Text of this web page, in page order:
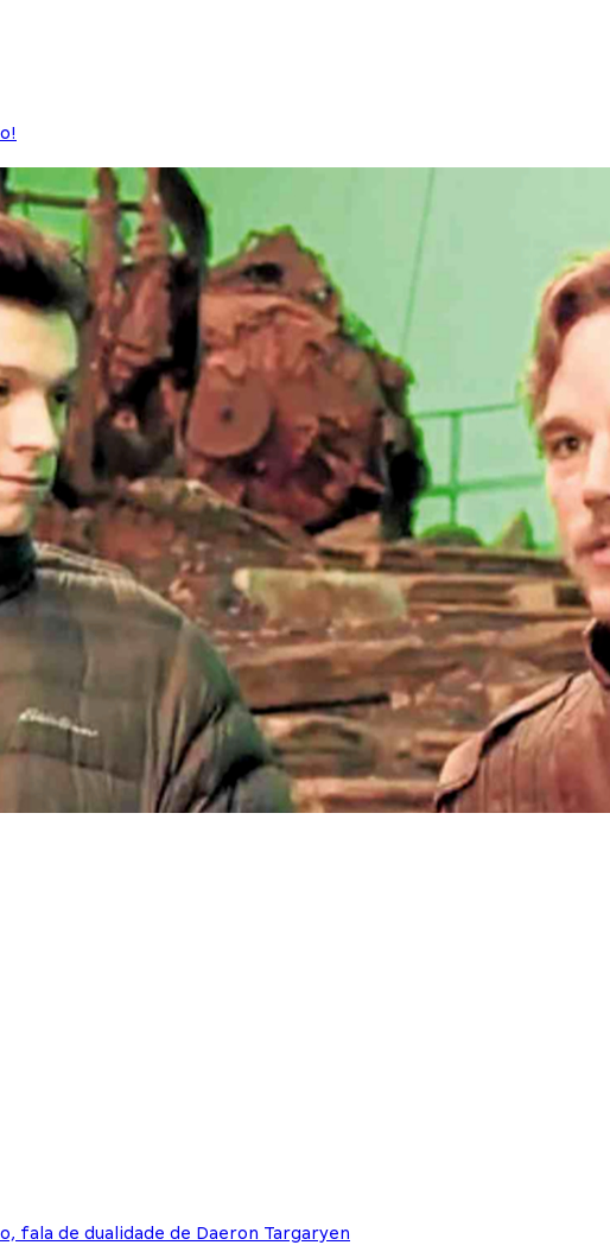
fala de dualidade de Daeron Targaryen